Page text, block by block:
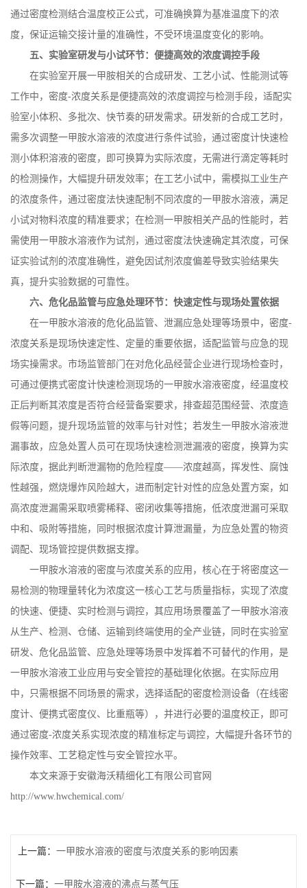
通过密度检测结合温度校正公式，可准确换算为基准温度下的浓
度，保证运输交接计量的准确性，不受环境温度变化的影响。
五、实验室研发与小试环节：便捷高效的浓度调控手段
在实验室开展一甲胺相关的合成研发、工艺小试、性能测试等
工作中，密度-浓度关系是便捷高效的浓度调控与检测手段，适配实
验室小体积、多批次、快节奏的研发需求。研发新的合成工艺时，
需多次调整一甲胺水溶液的浓度进行条件试验，通过密度计快速检
测小体积溶液的密度，即可换算为实际浓度，无需进行滴定等耗时
的检测操作，大幅提升研发效率；在工艺小试中，需模拟工业生产
的浓度条件，通过密度法快速配制不同浓度的一甲胺水溶液，满足
小试对物料浓度的精准要求；在检测一甲胺相关产品的性能时，若
需使用一甲胺水溶液作为试剂，通过密度法快速确定其浓度，可保
证实验试剂的浓度准确性，避免因试剂浓度偏差导致实验结果失
真，提升实验数据的可靠性。
六、危化品监管与应急处理环节：快速定性与现场处置依据
在一甲胺水溶液的危化品监管、泄漏应急处理等场景中，密度-
浓度关系是现场快速定性、定量的重要依据，适配监管与应急的现
场实操需求。市场监管部门在对危化品经营企业进行现场检查时，
可通过便携式密度计快速检测现场的一甲胺水溶液密度，经温度校
正后判断其浓度是否符合经营备案要求，排查超范围经营、浓度造
假等问题，提升现场监管的效率与针对性；若发生一甲胺水溶液泄
漏事故，应急处置人员可在现场快速检测泄漏液的密度，换算为实
际浓度，据此判断泄漏物的危险程度——浓度越高，挥发性、腐蚀
性越强，燃烧爆炸风险越大，进而制定针对性的应急处置方案，如
高浓度泄漏需采取喷雾稀释、密闭收集等措施，低浓度泄漏可采取
中和、吸附等措施，同时根据浓度计算泄漏量，为应急处置的物资
调配、现场管控提供数据支撑。
一甲胺水溶液的密度与浓度关系的应用，核心在于将密度这一
易检测的物理量转化为浓度这一核心工艺与质量指标，实现了浓度
的快速、便捷、实时检测与调控，其应用场景覆盖了一甲胺水溶液
从生产、检测、仓储、运输到终端使用的全产业链，同时在实验室
研发、危化品监管、应急处理等场景中发挥着不可替代的作用，是
一甲胺水溶液工业应用与安全管控的基础理化依据。在实际应用
中，只需根据不同场景的需求，选择适配的密度检测设备（在线密
度计、便携式密度仪、比重瓶等），并进行必要的温度校正，即可
通过密度-浓度关系实现浓度的精准标定与调控，大幅提升各环节的
操作效率、工艺稳定性与安全管控水平。
本文来源于安徽海沃精细化工有限公司官网
http://www.hwchemical.com/
上一篇： 一甲胺水溶液的密度与浓度关系的影响因素
下一篇： 一甲胺水溶液的沸点与蒸气压